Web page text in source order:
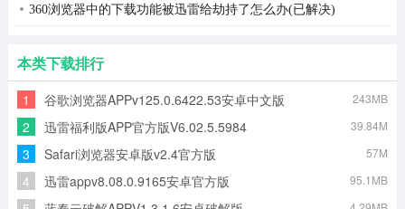
载的解决方法(图文)
360浏览器中的下载功能被迅雷给劫持了怎么办(已解决)
本类下载排行
1 谷歌浏览器APPv125.0.6422.53安卓中文版 243MB
2 迅雷福利版APP官方版V6.02.5.5984 39.84M
3 Safari浏览器安卓版v2.4官方版 57M
4 迅雷appv8.08.0.9165安卓官方版 95.1MB